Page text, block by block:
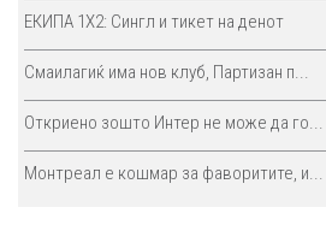
ЕКИПА 1Х2: Сингл и тикет на денот
Смаилагиќ има нов клуб, Партизан п...
Откриено зошто Интер не може да го...
Монтреал е кошмар за фаворитите, и...